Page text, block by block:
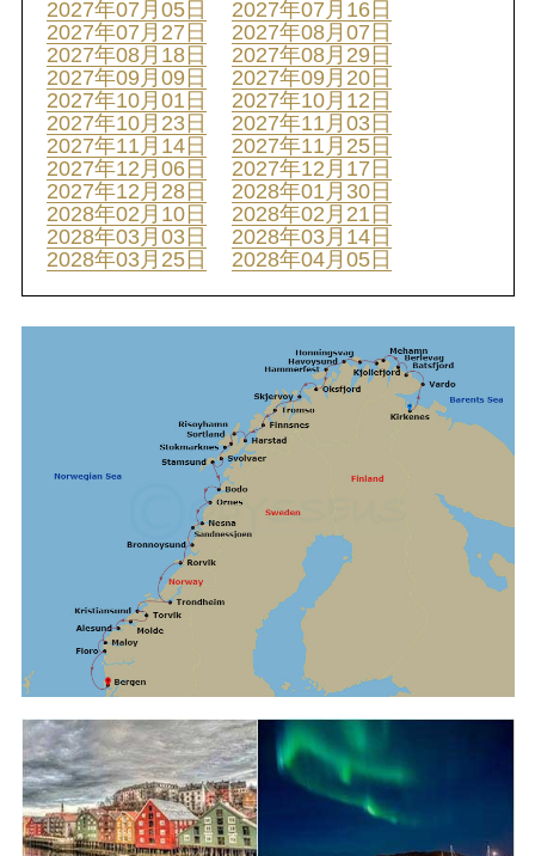
2027年07月05日
2027年07月16日
2027年07月27日
2027年08月07日
2027年08月18日
2027年08月29日
2027年09月09日
2027年09月20日
2027年10月01日
2027年10月12日
2027年10月23日
2027年11月03日
2027年11月14日
2027年11月25日
2027年12月06日
2027年12月17日
2027年12月28日
2028年01月30日
2028年02月10日
2028年02月21日
2028年03月03日
2028年03月14日
2028年03月25日
2028年04月05日